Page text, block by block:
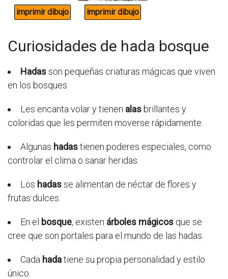
Curiosidades de hada bosque
Hadasson pequeñas criaturas mágicas que viven
en los bosques.
Les encanta volar y tienen alasbrillantes y
coloridas que les permiten moverse rápidamente.
Algunas hadastienen poderes especiales, como
controlar el clima o sanar heridas.
Los hadasse alimentan de néctar de flores y
frutas dulces.
En el bosque, existen árboles mágicos que se
cree que son portales para el mundo de las hadas.
Cada hadatiene su propia personalidad y estilo
único.